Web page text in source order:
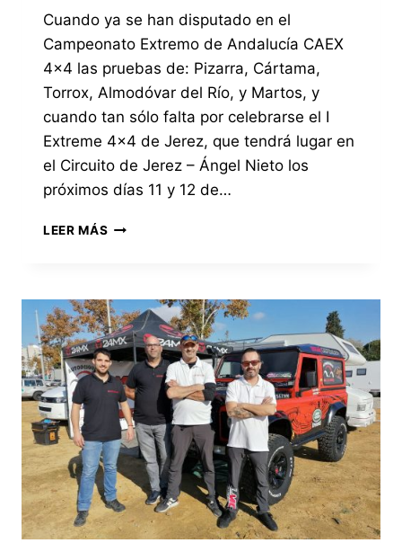
Cuando ya se han disputado en el
Campeonato Extremo de Andalucía CAEX
4×4 las pruebas de: Pizarra, Cártama,
Torrox, Almodóvar del Río, y Martos, y
cuando tan sólo falta por celebrarse el I
Extreme 4×4 de Jerez, que tendrá lugar en
el Circuito de Jerez – Ángel Nieto los
próximos días 11 y 12 de…
LEER MÁS CON
EL
EQUIPO
TEAM
H.
RÍOS
LIDERA
LA
CLASIFICACIÓN
EN
LA
CATEGORÍA
MEJORADO
EN